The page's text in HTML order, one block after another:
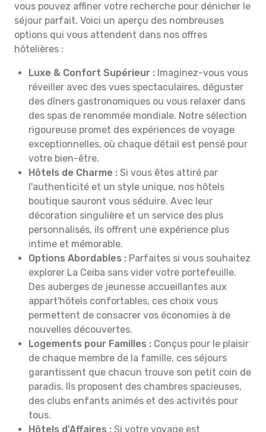
vous pouvez affiner votre recherche pour dénicher le
séjour parfait. Voici un aperçu des nombreuses
options qui vous attendent dans nos offres
hôtelières :
Luxe & Confort Supérieur : Imaginez-vous vous
réveiller avec des vues spectaculaires, déguster
des dîners gastronomiques ou vous relaxer dans
des spas de renommée mondiale. Notre sélection
rigoureuse promet des expériences de voyage
exceptionnelles, où chaque détail est pensé pour
votre bien-être.
Hôtels de Charme : Si vous êtes attiré par
l'authenticité et un style unique, nos hôtels
boutique sauront vous séduire. Avec leur
décoration singulière et un service des plus
personnalisés, ils offrent une expérience plus
intime et mémorable.
Options Abordables : Parfaites si vous souhaitez
explorer La Ceiba sans vider votre portefeuille.
Des auberges de jeunesse accueillantes aux
appart'hôtels confortables, ces choix vous
permettent de consacrer vos économies à de
nouvelles découvertes.
Logements pour Familles : Conçus pour le plaisir
de chaque membre de la famille, ces séjours
garantissent que chacun trouve son petit coin de
paradis. Ils proposent des chambres spacieuses,
des clubs enfants animés et des activités pour
tous.
Hôtels d'Affaires : Si votre voyage est